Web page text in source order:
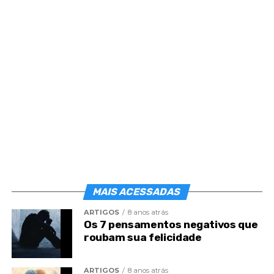
Busque servir e o seu próprio trabalho lhe
oferecerá a orientação de que você necessita.
MAIS ACESSADAS
ARTIGOS 8 anos atrás
Os 7 pensamentos negativos que
roubam sua felicidade
ARTIGOS 8 anos atrás